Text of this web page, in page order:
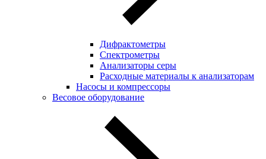
Дифрактометры
Спектрометры
Анализаторы серы
Расходные материалы к анализаторам
Насосы и компрессоры
Весовое оборудование